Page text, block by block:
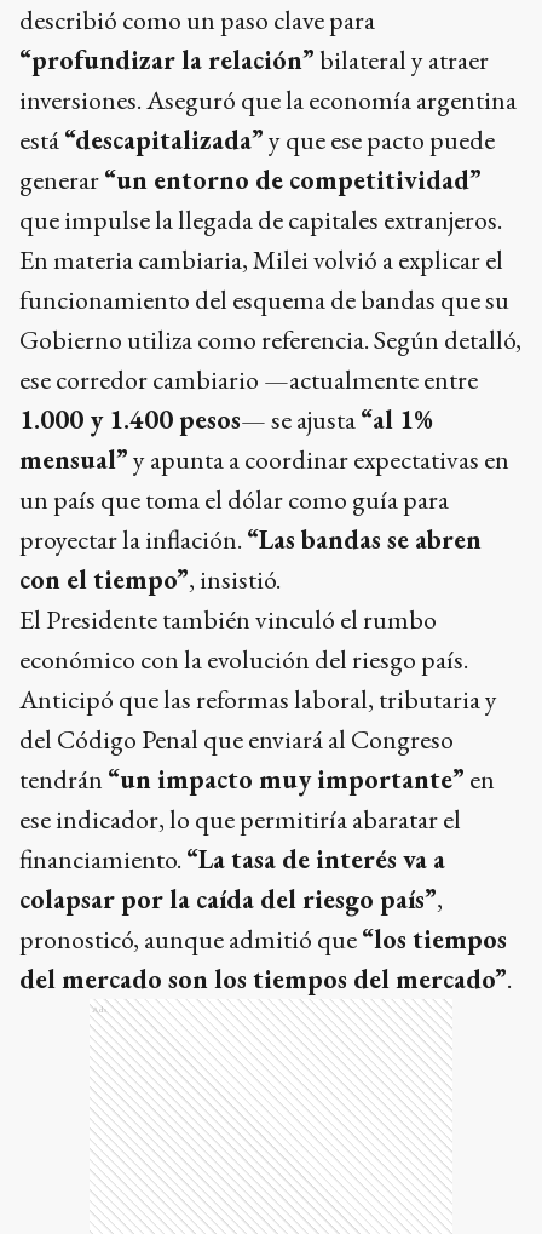
describió como un paso clave para
“profundizar la relación”bilateral y atraer
inversiones. Aseguró que la economía argentina
está“descapitalizada”y que ese pacto puede
generar“un entorno de competitividad”
que impulse la llegada de capitales extranjeros.
En materia cambiaria, Milei volvió a explicar el
funcionamiento del esquema de bandas que su
Gobierno utiliza como referencia. Según detalló,
ese corredor cambiario —actualmente entre
1.000 y 1.400 pesos— se ajusta“al 1%
mensual”y apunta a coordinar expectativas en
un país que toma el dólar como guía para
proyectar la inflación. “Las bandas se abren
con el tiempo”, insistió.
El Presidente también vinculó el rumbo
económico con la evolución del riesgo país.
Anticipó que las reformas laboral, tributaria y
del Código Penal que enviará al Congreso
tendrán “un impacto muy importante” en
ese indicador, lo que permitiría abaratar el
financiamiento. “La tasa de interés va a
colapsar por la caída del riesgo país”,
pronosticó, aunque admitió que“los tiempos
del mercado son los tiempos del mercado”.
Ads